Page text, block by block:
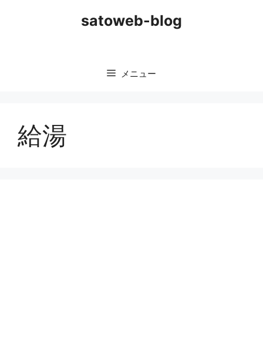
satoweb-blog
メニュー
給湯